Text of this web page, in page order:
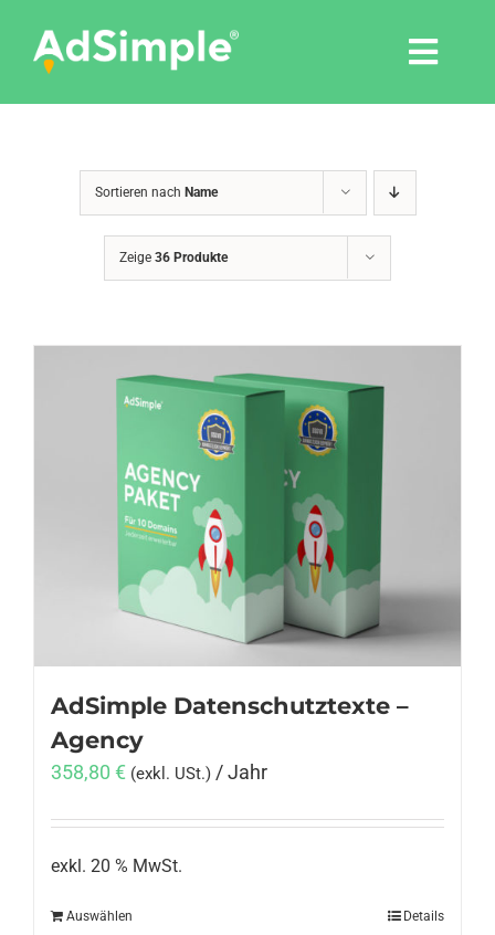
content
Pressemitteilungen
Shop
Sortieren nach Name
Zeige 36 Produkte
AdSimple Datenschutztexte –
Agency
358,80 € (exkl. USt.) / Jahr
exkl. 20 % MwSt.
Auswählen Details